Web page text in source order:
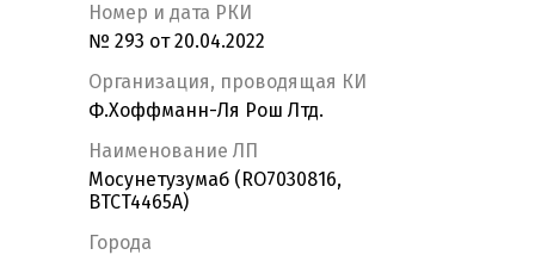
Номер и дата РКИ
№ 293 от 20.04.2022
Организация, проводящая КИ
Ф.Хоффманн-Ля Рош Лтд.
Наименование ЛП
Мосунетузумаб (RO7030816,
BTCT4465A)
Города